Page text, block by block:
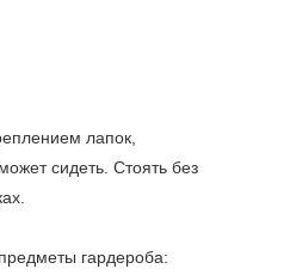
лапок,
сидеть. Стоять без
гардероба: